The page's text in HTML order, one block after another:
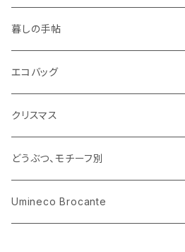
ピノキオ
ミニチュア、ドールハウス
古レコード
古せっけん
ラッピングペーパー、壁紙
紙
布地
ガラス
花びん
小物入れ
陶磁器
カップアンドソーサー
プレート
木製品
ホーロー
メタル
暮しの手帖
エコバッグ
クリスマス
どうぶつ、モチーフ別
くま、ベア
Umineco Brocante